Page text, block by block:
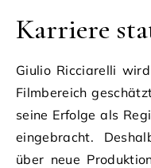
Karriere
Giulio Ricciarelli
Filmbereich
seine Erfolge als
eingebracht.
über neue